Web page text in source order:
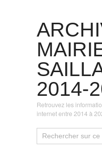
2014-
Retrouvez les
internet entre 2014 à